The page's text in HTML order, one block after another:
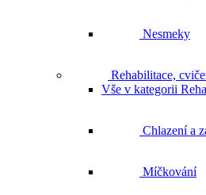
Nesmeky
Rehabilitace,
Vše v kategorii
Chlazení a
Míčkování